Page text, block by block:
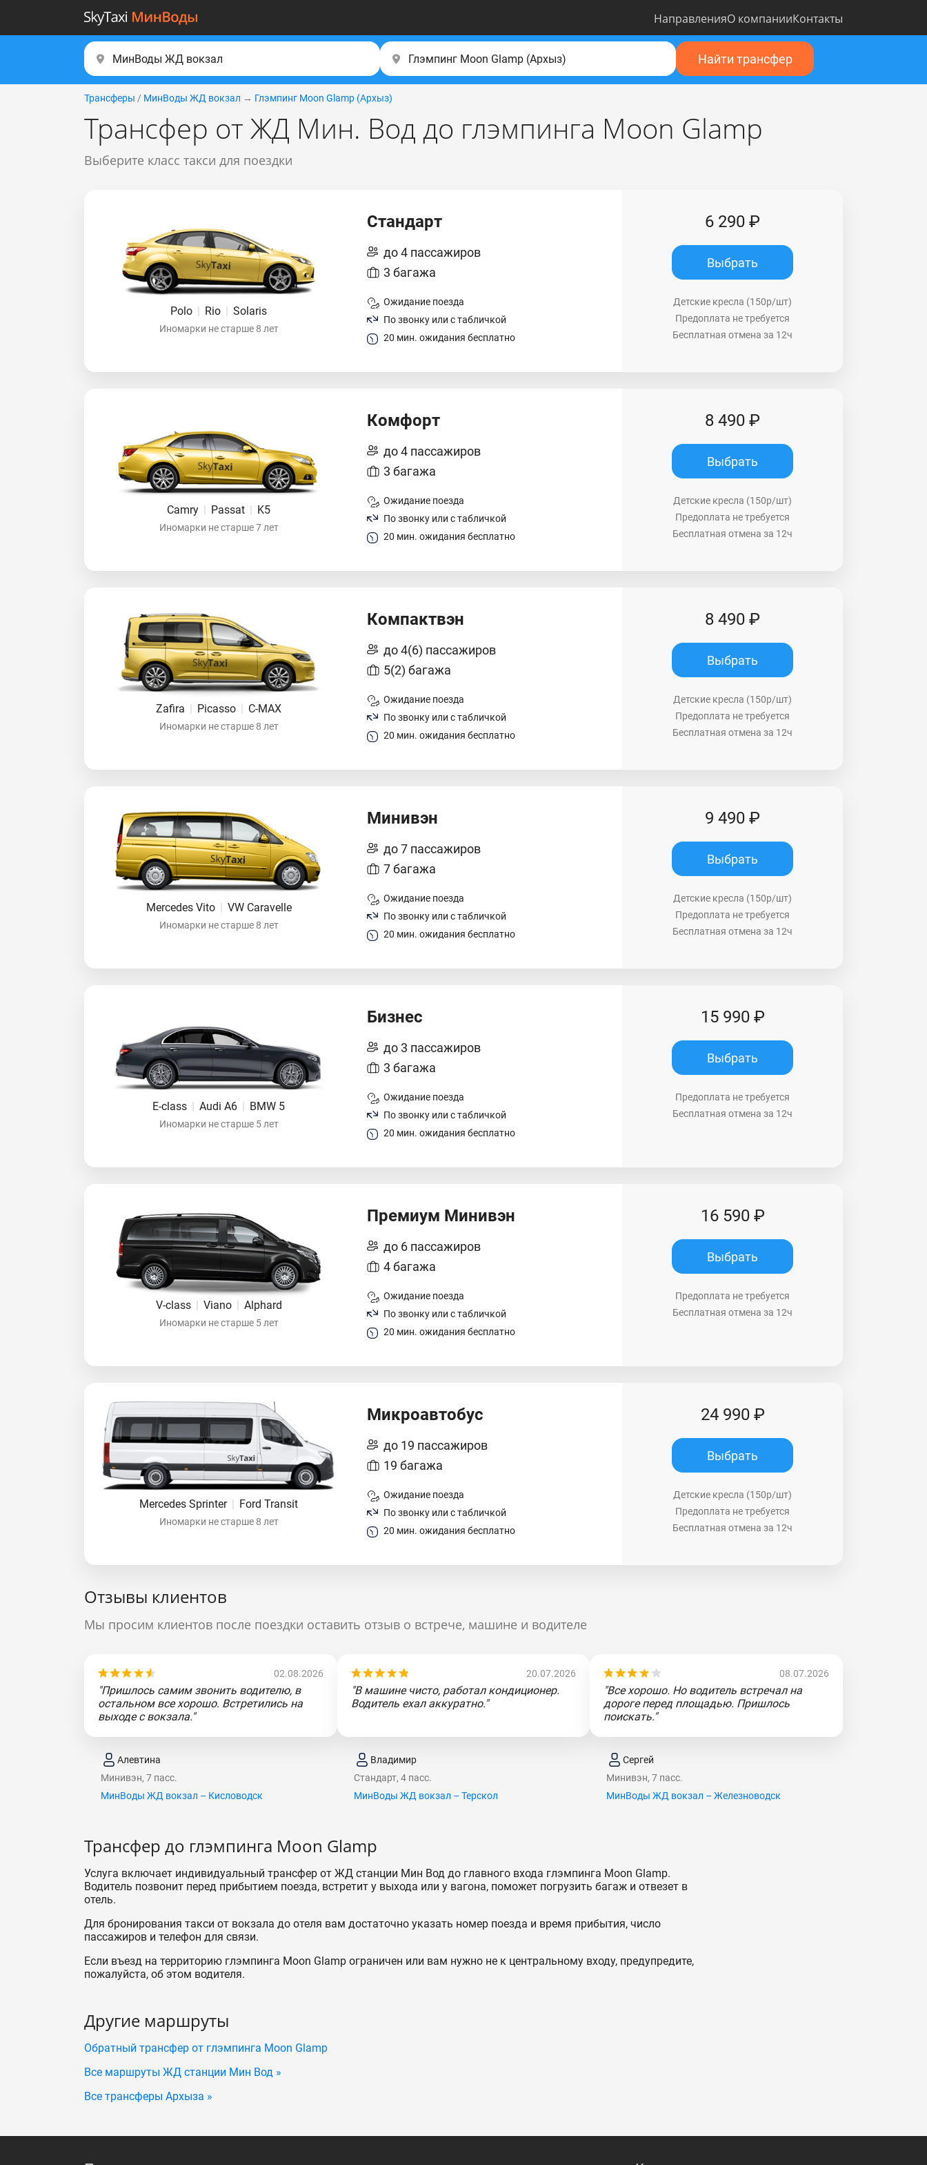
НаправленияО компанииКонтакты
Найти трансфер
Трансферы / МинВоды ЖД вокзал → Глэмпинг Moon Glamp (Apxыз)
Трансфер от ЖД Мин. Вод до глэмпинга Moon Glamp
Выберите класс такси для поездки
Polo | Rio | Solaris
Иномарки не старше 8 лет
Стандарт
до 4 пассажиров
3 багажа
Ожидание поезда
По звонку или с табличкой
20 мин. ожидания бесплатно
6 290 ₽
Выбрать
Детские кресла (150р/шт)
Предоплата не требуется
Бесплатная отмена за 12ч
Camry | Passat | K5
Иномарки не старше 7 лет
Комфорт
до 4 пассажиров
3 багажа
Ожидание поезда
По звонку или с табличкой
20 мин. ожидания бесплатно
8 490 ₽
Выбрать
Детские кресла (150р/шт)
Предоплата не требуется
Бесплатная отмена за 12ч
Zafira | Picasso | C-MAX
Иномарки не старше 8 лет
Компактвэн
до 4(6) пассажиров
5(2) багажа
Ожидание поезда
По звонку или с табличкой
20 мин. ожидания бесплатно
8 490 ₽
Выбрать
Детские кресла (150р/шт)
Предоплата не требуется
Бесплатная отмена за 12ч
Mercedes Vito | VW Caravelle
Иномарки не старше 8 лет
Минивэн
до 7 пассажиров
7 багажа
Ожидание поезда
По звонку или с табличкой
20 мин. ожидания бесплатно
9 490 ₽
Выбрать
Детские кресла (150р/шт)
Предоплата не требуется
Бесплатная отмена за 12ч
E-class | Audi A6 | BMW 5
Иномарки не старше 5 лет
Бизнес
до 3 пассажиров
3 багажа
Ожидание поезда
По звонку или с табличкой
20 мин. ожидания бесплатно
15 990 ₽
Выбрать
Предоплата не требуется
Бесплатная отмена за 12ч
V-class | Viano | Alphard
Иномарки не старше 5 лет
Премиум Минивэн
до 6 пассажиров
4 багажа
Ожидание поезда
По звонку или с табличкой
20 мин. ожидания бесплатно
16 590 ₽
Выбрать
Предоплата не требуется
Бесплатная отмена за 12ч
Mercedes Sprinter | Ford Transit
Иномарки не старше 8 лет
Микроавтобус
до 19 пассажиров
19 багажа
Ожидание поезда
По звонку или с табличкой
20 мин. ожидания бесплатно
24 990 ₽
Выбрать
Детские кресла (150р/шт)
Предоплата не требуется
Бесплатная отмена за 12ч
Отзывы клиентов
Мы просим клиентов после поездки оставить отзыв о встрече, машине и водителе
02.08.2026
"Пришлось самим звонить водителю, в
остальном все хорошо. Встретились на
выходе с вокзала."
Алевтина
Минивэн, 7 пасс.
МинВоды ЖД вокзал – Кисловодск
20.07.2026
"В машине чисто, работал кондиционер.
Водитель ехал аккуратно."
Владимир
Стандарт, 4 пасс.
МинВоды ЖД вокзал – Терскол
08.07.2026
"Все хорошо. Но водитель встречал на
дороге перед площадью. Пришлось
поискать."
Сергей
Минивэн, 7 пасс.
МинВоды ЖД вокзал – Железноводск
Трансфер до глэмпинга Moon Glamp
Услуга включает индивидуальный трансфер от ЖД станции Мин Вод до главного входа глэмпинга Moon Glamp.
Водитель позвонит перед прибытием поезда, встретит у выхода или у вагона, поможет погрузить багаж и отвезет в
отель.
Для бронирования такси от вокзала до отеля вам достаточно указать номер поезда и время прибытия, число
пассажиров и телефон для связи.
Если въезд на территорию глэмпинга Moon Glamp ограничен или вам нужно не к центральному входу, предупредите,
пожалуйста, об этом водителя.
Другие маршруты
Обратный трансфер от глэмпинга Moon Glamp
Все маршруты ЖД станции Мин Вод »
Все трансферы Архыза »